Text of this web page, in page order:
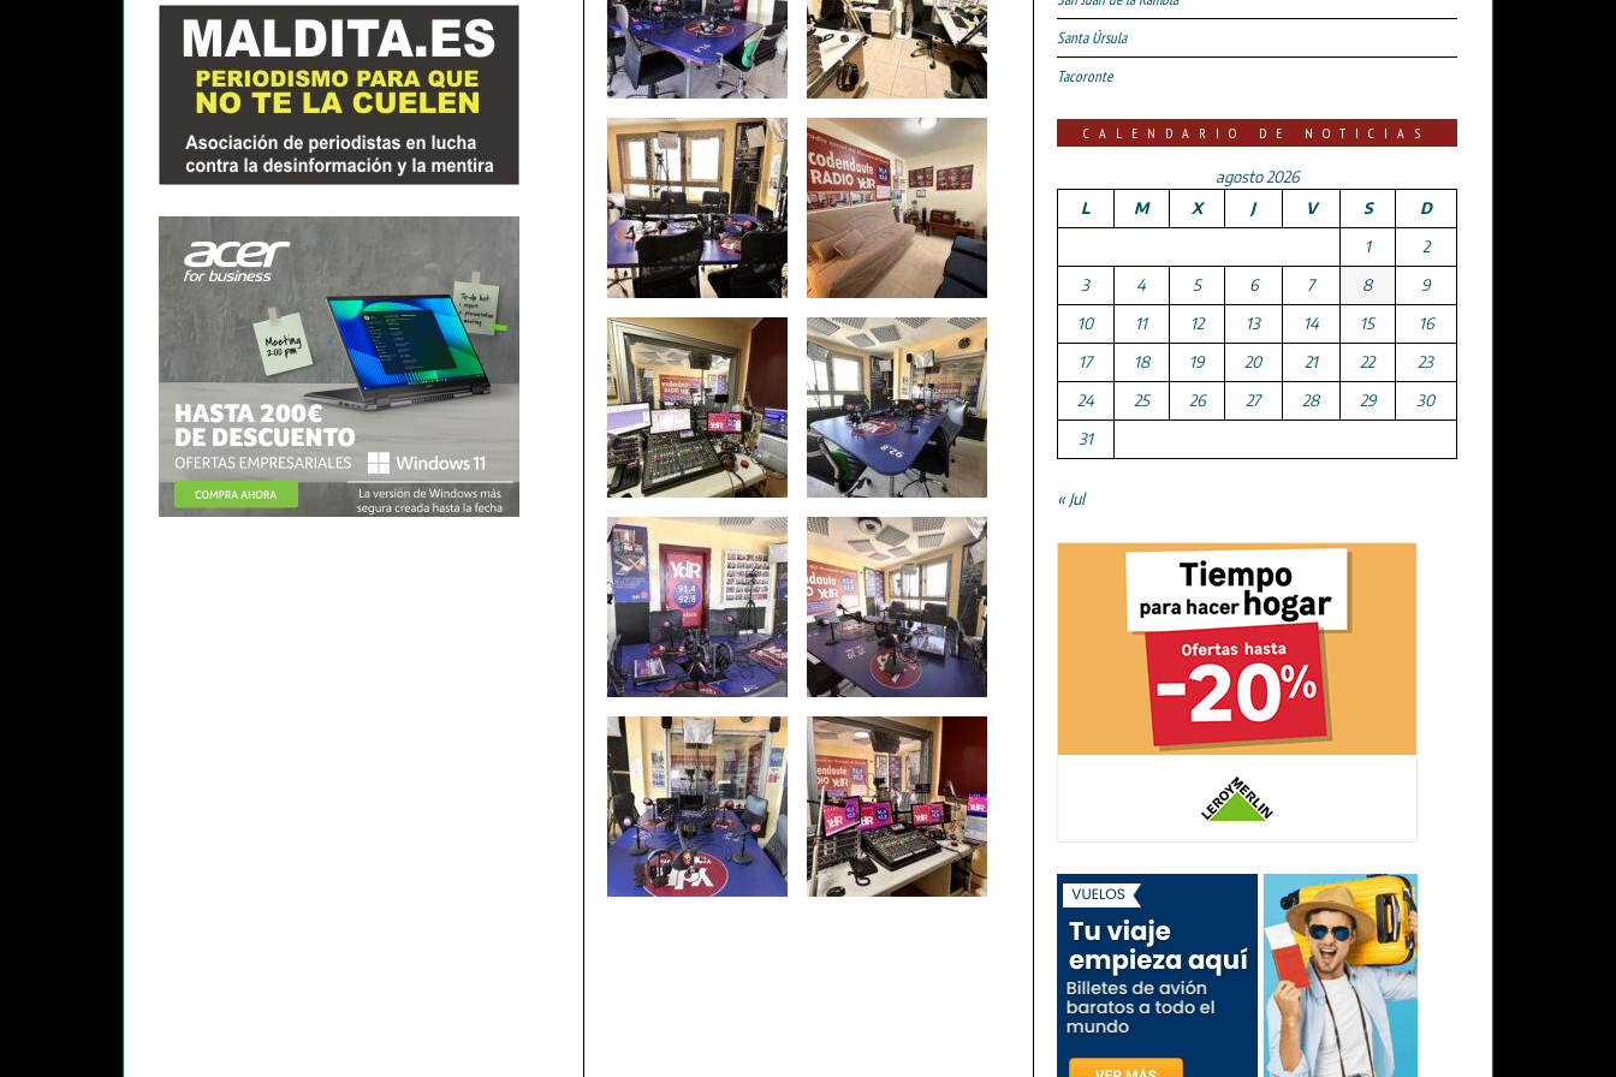
Santa Úrsula
Tacoronte
CALENDARIO DE NOTICIAS
agosto 2026
L
M X J V S
D
1
2
3
4 5 6 7 8
9
10
11 12 13 14 15
16
17
18 19 20 21 22
23
24
25 26 27 28 29
30
31
« Jul